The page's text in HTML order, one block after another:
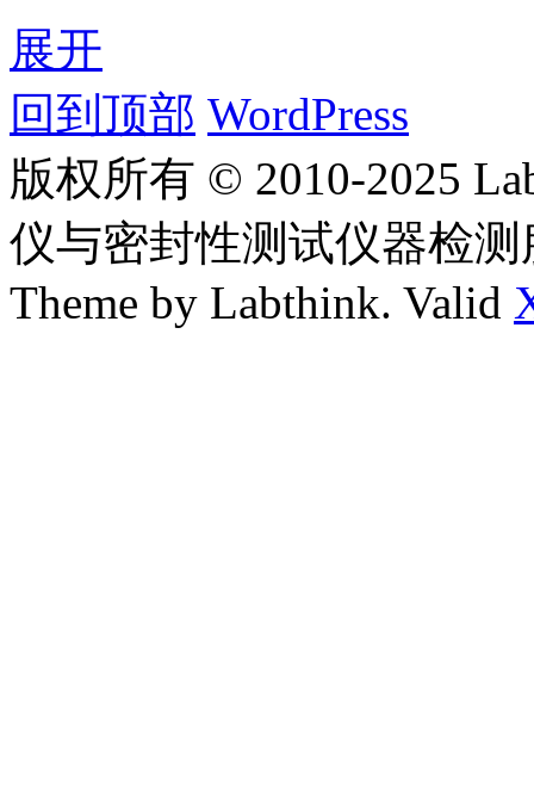
展开
回到顶部 WordPress
版权所有 © 2010-2025
仪与密封性测试仪器检
Theme by Labthink. Valid